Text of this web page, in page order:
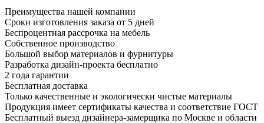
Преимущества нашей компании
Сроки изготовления заказа от 5 дней
Беспроцентная рассрочка на мебель
Собственное производство
Большой выбор материалов и фурнитуры
Разработка дизайн-проекта бесплатно
2 года гарантии
Бесплатная доставка
Только качественные и экологически чистые материалы
Продукция имеет сертификаты качества и соответствие ГОСТ
Бесплатный выезд дизайнера-замерщика по Москве и области